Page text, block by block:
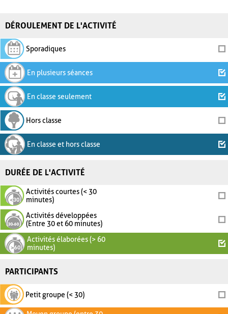
DÉROULEMENT DE L'ACTIVITÉ
Sporadiques
En plusieurs séances
En classe seulement
Hors classe
En classe et hors classe
DURÉE DE L'ACTIVITÉ
Activités courtes (< 30
minutes)
Activités développées
(Entre 30 et 60 minutes)
Activités élaborées (> 60
minutes)
PARTICIPANTS
Petit groupe (< 30)